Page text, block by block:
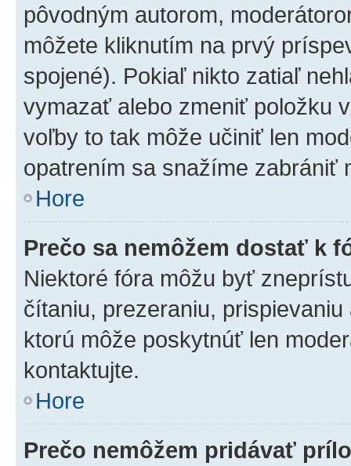
pôvodným autorom,
môžete kliknutím na prvý
spojené). Pokiaľ nikto zatiaľ
vymazať alebo zmeniť položku
voľby to tak môže učiniť len
opatrením sa snažíme zabrániť
Hore
Prečo sa nemôžem dostať k
Niektoré fóra môžu byť
čítaniu, prezeraniu,
ktorú môže poskytnúť len
kontaktujte.
Hore
Prečo nemôžem pridávať